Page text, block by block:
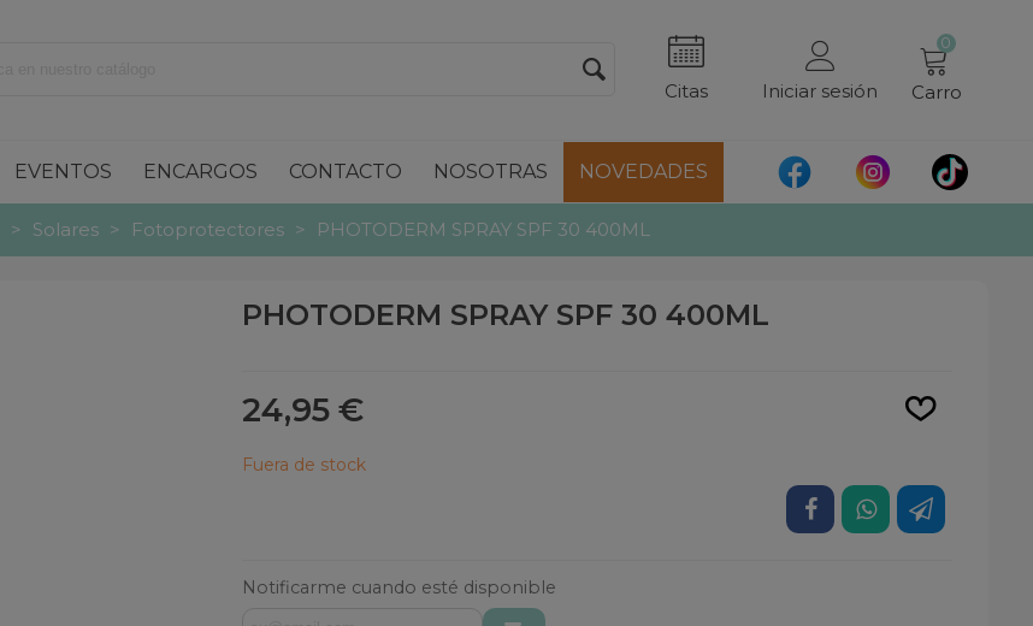
Citas Iniciar sesión
0
Carro
EVENTOS ENCARGOS CONTACTO NOSOTRAS NOVEDADES
> Solares > Fotoprotectores > PHOTODERM SPRAY SPF 30 400ML
PHOTODERM SPRAY SPF 30 400ML
24,95 €
Fuera de stock
Notificarme cuando esté disponible